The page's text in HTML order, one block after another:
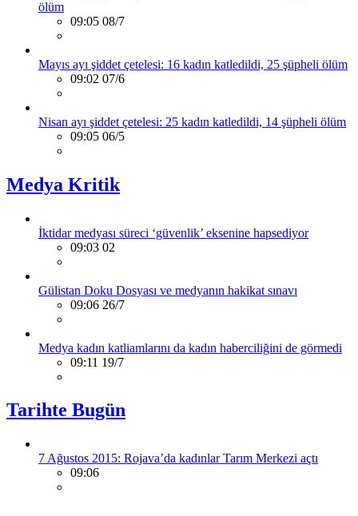
ölüm
09:05 08/7
Mayıs ayı şiddet çetelesi: 16 kadın katledildi, 25 şüpheli ölüm
09:02 07/6
Nisan ayı şiddet çetelesi: 25 kadın katledildi, 14 şüpheli ölüm
09:05 06/5
Medya Kritik
İktidar medyası süreci ‘güvenlik’ eksenine hapsediyor
09:03 02
Gülistan Doku Dosyası ve medyanın hakikat sınavı
09:06 26/7
Medya kadın katliamlarını da kadın haberciliğini de görmedi
09:11 19/7
Tarihte Bugün
7 Ağustos 2015: Rojava’da kadınlar Tarım Merkezi açtı
09:06